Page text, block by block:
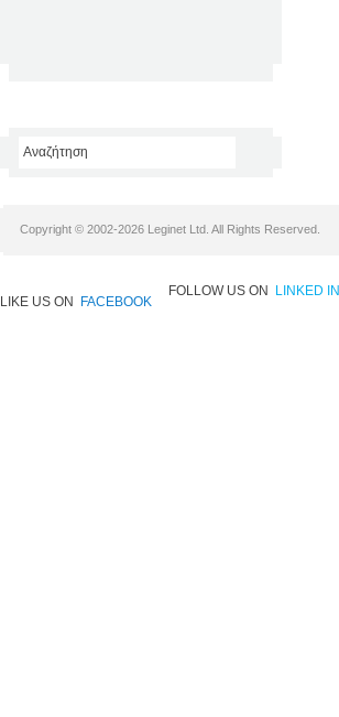
Copyright © 2002-2026 Leginet Ltd. All Rights Reserved.
LIKE US ON FACEBOOK
FOLLOW US ON LINKED IN